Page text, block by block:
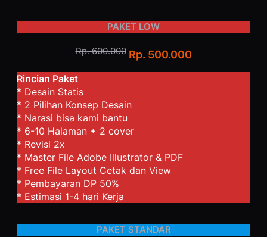
PAKET LOW
Rp.600.000 Rp. 500.000
Rincian Paket
* Desain Statis
* 2 Pilihan Konsep Desain
* Narasi bisa kami bantu
* 6-10 Halaman + 2 cover
* Revisi 2x
* Master File Adobe Illustrator & PDF
* Free File Layout Cetak dan View
* Pembayaran DP 50%
* Estimasi 1-4 hari Kerja
PAKET STANDAR